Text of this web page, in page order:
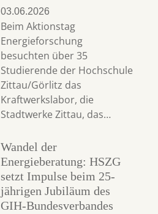
03.06.2026
Beim Aktionstag
Energieforschung
besuchten über 35
Studierende der Hochschule
Zittau/Görlitz das
Kraftwerkslabor, die
Stadtwerke Zittau, das…
Wandel der
Energieberatung: HSZG
setzt Impulse beim 25-
jährigen Jubiläum des
GIH-Bundesverbandes